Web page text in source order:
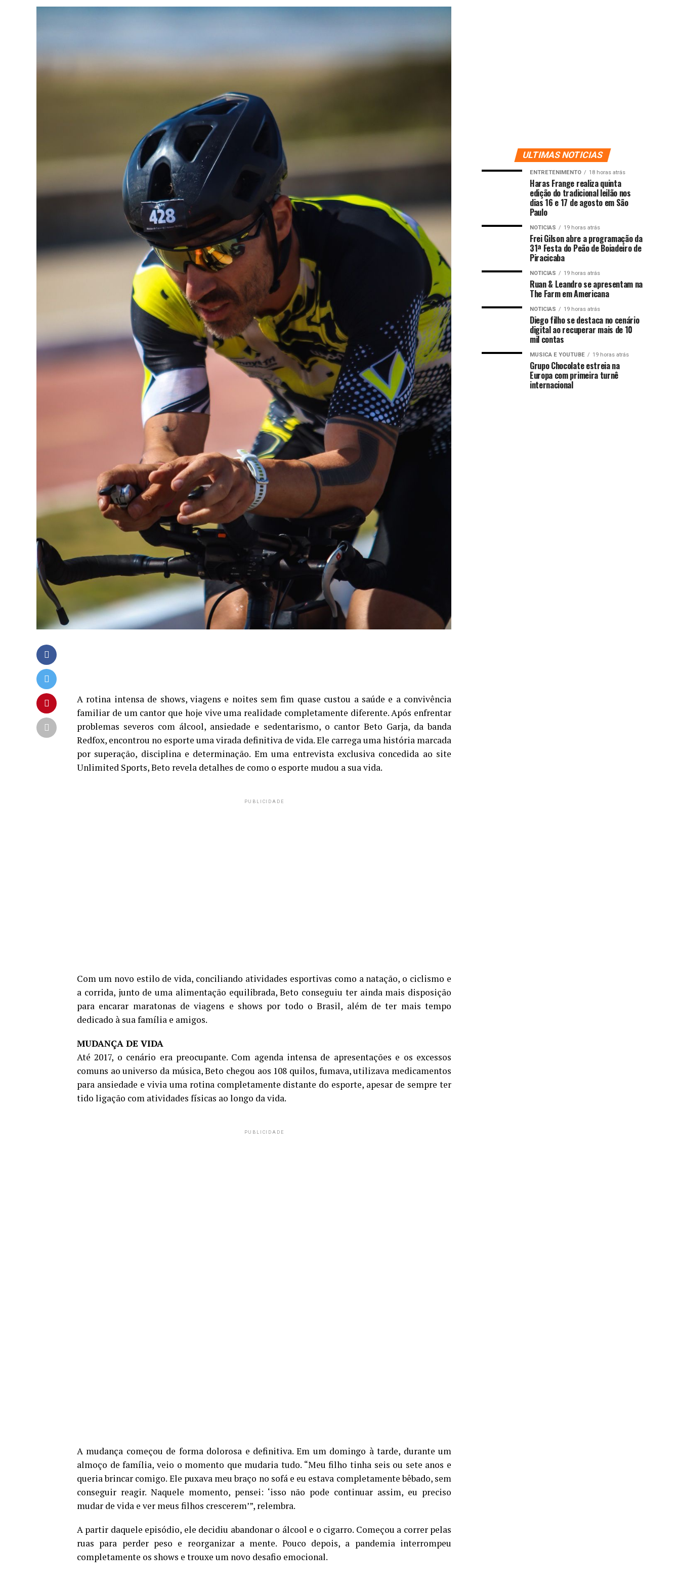
A rotina intensa de shows, viagens e noites sem fim quase custou a saúde e a convivência
familiar de um cantor que hoje vive uma realidade completamente diferente. Após enfrentar
problemas severos com álcool, ansiedade e sedentarismo, o cantor Beto Garja, da banda
Redfox, encontrou no esporte uma virada definitiva de vida. Ele carrega uma história marcada
por superação, disciplina e determinação. Em uma entrevista exclusiva concedida ao site
Unlimited Sports, Beto revela detalhes de como o esporte mudou a sua vida.
PUBLICIDADE
Com um novo estilo de vida, conciliando atividades esportivas como a natação, o ciclismo e
a corrida, junto de uma alimentação equilibrada, Beto conseguiu ter ainda mais disposição
para encarar maratonas de viagens e shows por todo o Brasil, além de ter mais tempo
dedicado à sua família e amigos.
MUDANÇA DE VIDA
Até 2017, o cenário era preocupante. Com agenda intensa de apresentações e os excessos
comuns ao universo da música, Beto chegou aos 108 quilos, fumava, utilizava medicamentos
para ansiedade e vivia uma rotina completamente distante do esporte, apesar de sempre ter
tido ligação com atividades físicas ao longo da vida.
PUBLICIDADE
A mudança começou de forma dolorosa e definitiva. Em um domingo à tarde, durante um
almoço de família, veio o momento que mudaria tudo. “Meu filho tinha seis ou sete anos e
queria brincar comigo. Ele puxava meu braço no sofá e eu estava completamente bêbado, sem
conseguir reagir. Naquele momento, pensei: ‘isso não pode continuar assim, eu preciso
mudar de vida e ver meus filhos crescerem’”, relembra.
A partir daquele episódio, ele decidiu abandonar o álcool e o cigarro. Começou a correr pelas
ruas para perder peso e reorganizar a mente. Pouco depois, a pandemia interrompeu
completamente os shows e trouxe um novo desafio emocional.
ULTIMAS NOTICIAS
ENTRETENIMENTO 18 horas atrás
Haras Frange realiza quinta
edição do tradicional leilão nos
dias 16 e 17 de agosto em São
Paulo
NOTICIAS 19 horas atrás
Frei Gilson abre a programação da
31ª Festa do Peão de Boiadeiro de
Piracicaba
NOTICIAS 19 horas atrás
Ruan & Leandro se apresentam na
The Farm em Americana
NOTICIAS 19 horas atrás
Diego filho se destaca no cenário
digital ao recuperar mais de 10
mil contas
MUSICA E YOUTUBE 19 horas atrás
Grupo Chocolate estreia na
Europa com primeira turnê
internacional